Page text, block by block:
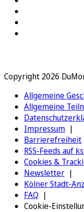
Copyright 2026
Allgemeine
Allgemeine
Impressum
Barrierefreiheit
RSS-Feeds auf
Cookies &
Newsletter
Kölner Stadt-
FAQ
Cookie-